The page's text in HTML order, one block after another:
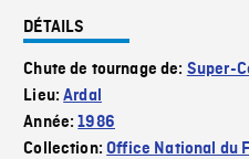
DÉTAILS
Chute de tournage de: Super-
Lieu:Ardal
Année:1986
Collection:Office National du